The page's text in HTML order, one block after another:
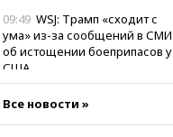
09:49 WSJ: Трамп «сходит с
ума» из-за сообщений в СМИ
об истощении боеприпасов у
США
в 2028 году могут войти в
состав Евросоюза
Все новости »